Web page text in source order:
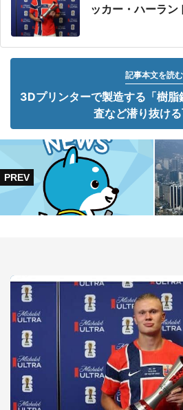
ッカー・ハーラン
記事本文を読む
3Dプリンターで製造する「樹
査など潜り抜け